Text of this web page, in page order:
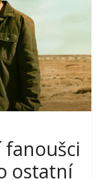
fanoušci
ostatní